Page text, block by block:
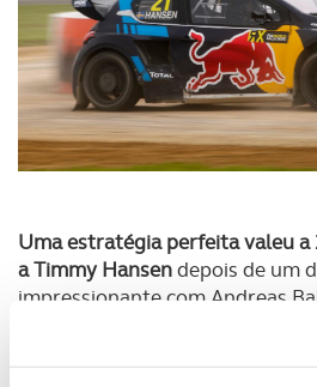
Uma estratégia perfeita valeu a
a Timmy Hansendepois de um
impressionante com Andreas
surpreendido pela utilização
de Hansen. Vencedores das